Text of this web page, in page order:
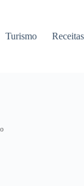
Turismo Receitas